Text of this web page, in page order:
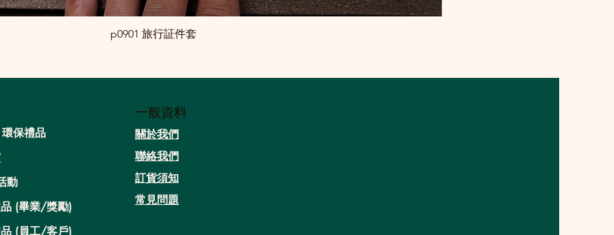
p0901 旅行証件套
保禮品
動
(畢業/獎勵)
(員工/客戶)
一般資料
關於我們​
聯絡我們
​訂貨須知
常見問題